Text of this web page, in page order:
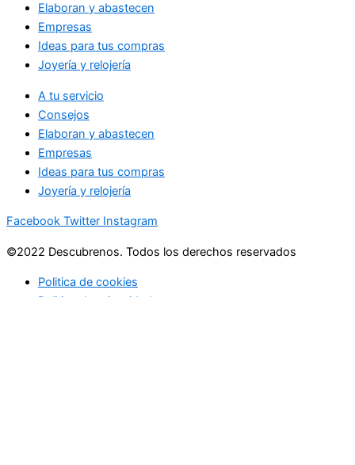
Elaboran y abastecen
Empresas
Ideas para tus compras
Joyería y relojería
A tu servicio
Consejos
Elaboran y abastecen
Empresas
Ideas para tus compras
Joyería y relojería
Facebook Twitter Instagram
©2022 Descubrenos. Todos los derechos reservados
Politica de cookies
Politico de privacidad